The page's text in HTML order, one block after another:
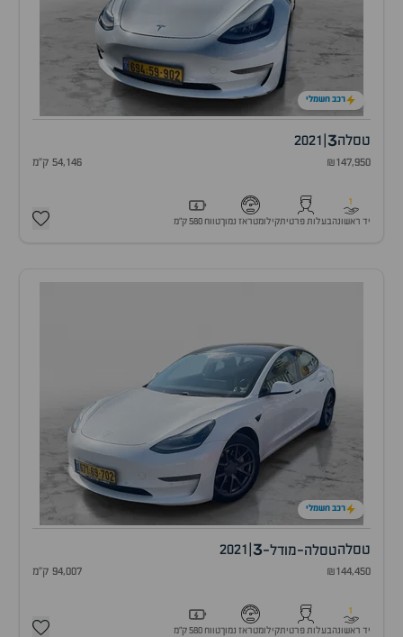
רכב חשמלי
טסלה3
2021
₪147,950 54,146 ק"מ
1
יד ראשונהבעלות פרטיתקילומטראז נמוךטווח 580 ק״מ
רכב חשמלי
טסלהטסלה-מודל-3
2021
₪144,450 94,007 ק"מ
1
יד ראשונהבעלות פרטיתקילומטראז נמוךטווח 580 ק״מ